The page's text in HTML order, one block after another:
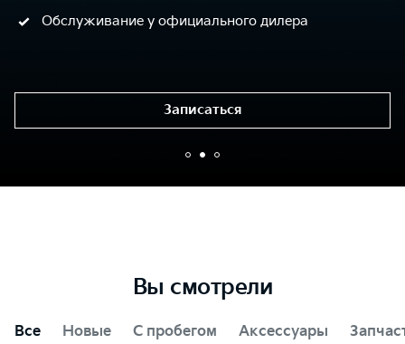
Обслуживание у официального дилера
Записаться
Вы смотрели
Все Новые С пробегом Аксессуары